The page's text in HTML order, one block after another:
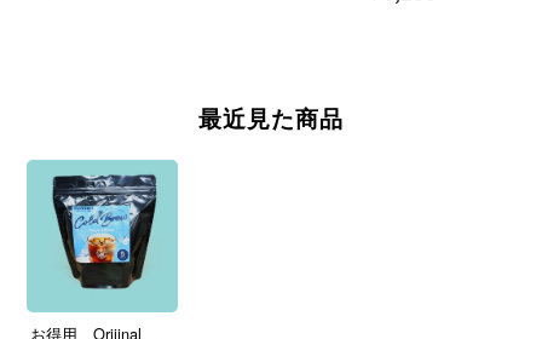
最近見た商品
お得用 Orijinal